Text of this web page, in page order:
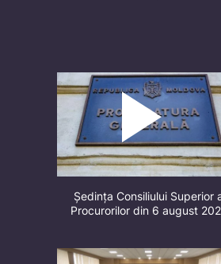
Ședința Consiliului Superior
Procurorilor din 6 august